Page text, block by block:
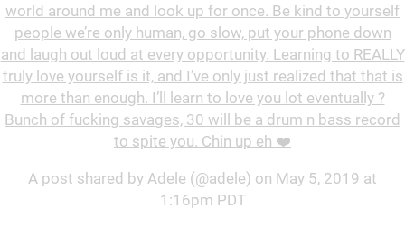
world around me and look up for once. Be kind to yourself
people we’re only human, go slow, put your phone down
and laugh out loud at every opportunity. Learning to REALLY
truly love yourself is it, and I’ve only just realized that that is
more than enough. I’ll learn to love you lot eventually ?
Bunch of fucking savages, 30 will be a drum n bass record
to spite you. Chin up eh ❤️
A post shared by Adele (@adele) on May 5, 2019 at
1:16pm PDT